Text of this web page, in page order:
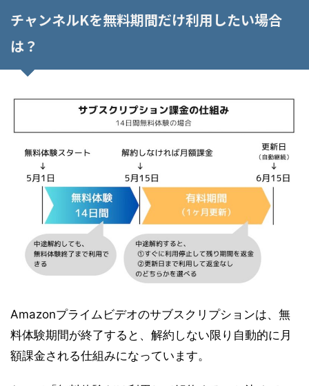
チャンネルKを無料期間だけ利用したい場合
は？
Amazonプライムビデオのサブスクリプションは、無
料体験期間が終了すると、解約しない限り自動的に月
額課金される仕組みになっています。